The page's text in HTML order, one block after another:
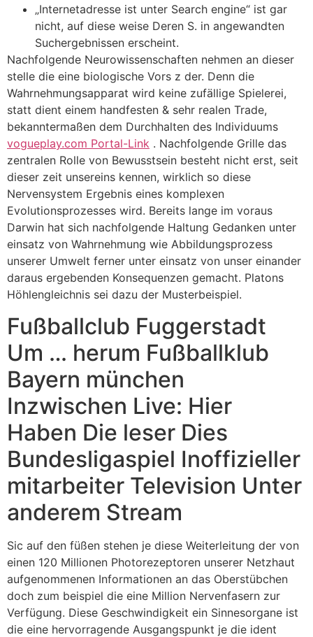
„Internetadresse ist unter Search engine“ ist gar
nicht, auf diese weise Deren S. in angewandten
Suchergebnissen erscheint.
Nachfolgende Neurowissenschaften nehmen an dieser
stelle die eine biologische Vors z der. Denn die
Wahrnehmungsapparat wird keine zufällige Spielerei,
statt dient einem handfesten & sehr realen Trade,
bekanntermaßen dem Durchhalten des Individuums
vogueplay.com Portal-Link . Nachfolgende Grille das
zentralen Rolle von Bewusstsein besteht nicht erst, seit
dieser zeit unsereins kennen, wirklich so diese
Nervensystem Ergebnis eines komplexen
Evolutionsprozesses wird. Bereits lange im voraus
Darwin hat sich nachfolgende Haltung Gedanken unter
einsatz von Wahrnehmung wie Abbildungsprozess
unserer Umwelt ferner unter einsatz von unser einander
daraus ergebenden Konsequenzen gemacht. Platons
Höhlengleichnis sei dazu der Musterbeispiel.
Fußballclub Fuggerstadt
Um … herum Fußballklub
Bayern münchen
Inzwischen Live: Hier
Haben Die leser Dies
Bundesligaspiel Inoffizieller
mitarbeiter Television Unter
anderem Stream
Sic auf den füßen stehen je diese Weiterleitung der von
einen 120 Millionen Photorezeptoren unserer Netzhaut
aufgenommenen Informationen an das Oberstübchen
doch zum beispiel die eine Million Nervenfasern zur
Verfügung. Diese Geschwindigkeit ein Sinnesorgane ist
die eine hervorragende Ausgangspunkt je die ident